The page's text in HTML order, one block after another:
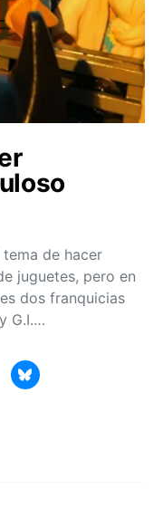
de hacer
juguetes, pero en
dos franquicias
G.I.…